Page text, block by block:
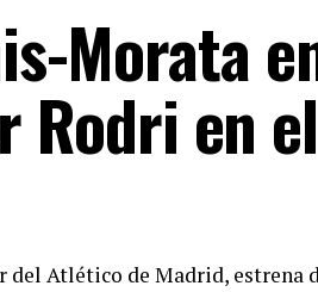
Morata
Rodri en
del Atlético de Madrid, estrena